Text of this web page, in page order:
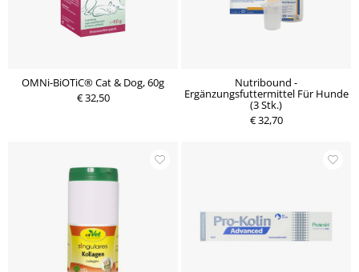
OMNi-BiOTiC® Cat & Dog, 60g
€ 32,50
Nutribound -
Ergänzungsfuttermittel Für Hunde
(3 Stk.)
€ 32,70